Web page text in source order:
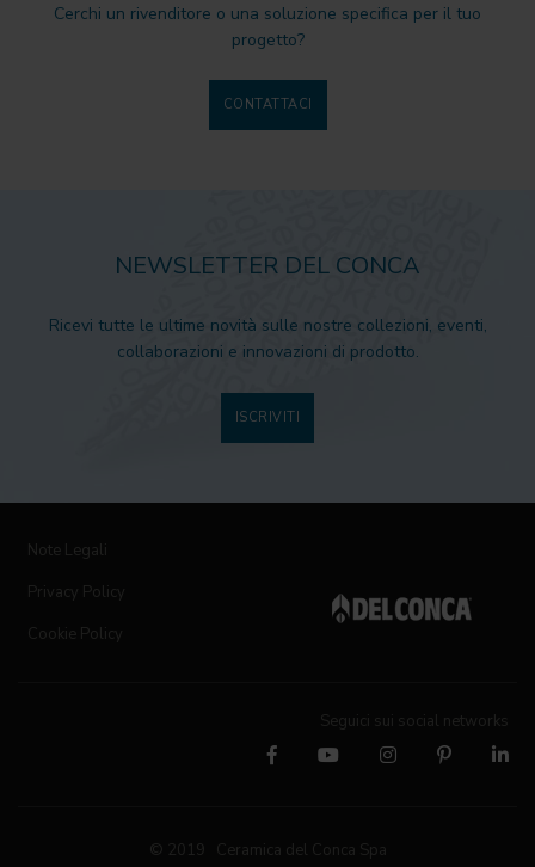
Cerchi un rivenditore o una soluzione specifica per il tuo
progetto?
CONTATTACI
NEWSLETTER DEL CONCA
Ricevi tutte le ultime novità sulle nostre collezioni, eventi,
collaborazioni e innovazioni di prodotto.
ISCRIVITI
Note Legali
Privacy Policy
Cookie Policy
Seguici sui social networks
© 2019 Ceramica del Conca Spa